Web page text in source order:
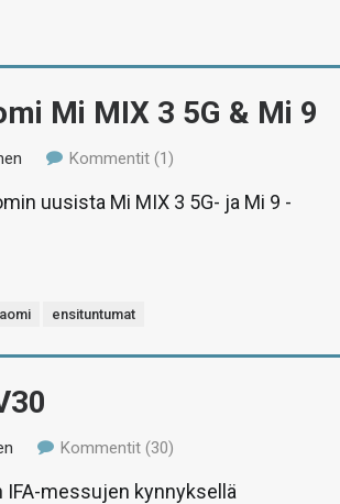
Mi MIX 3 5G & Mi 9
Kommentit (1)
uusista Mi MIX 3 5G- ja Mi 9 -
ensituntumat
Kommentit (30)
messujen kynnyksellä